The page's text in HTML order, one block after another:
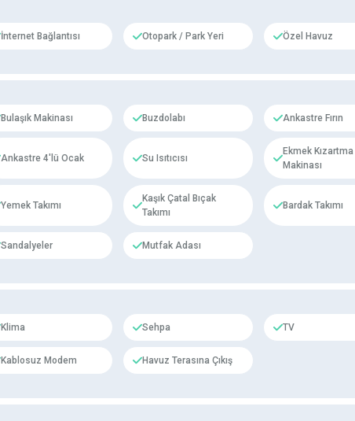
İnternet Bağlantısı Otopark / Park Yeri Özel Havuz
Bulaşık Makinası Buzdolabı Ankastre Fırın
Ankastre 4'lü Ocak Su Isıtıcısı
Ekmek Kızartma
Makinası
Yemek Takımı
Kaşık Çatal Bıçak
Takımı
Bardak Takımı
Sandalyeler Mutfak Adası
Klima Sehpa TV
Kablosuz Modem Havuz Terasına Çıkış